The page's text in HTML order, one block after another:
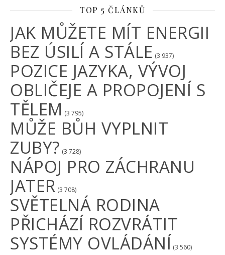
TOP 5 ČLÁNKŮ
JAK MŮŽETE MÍT ENERGII
BEZ ÚSILÍ A STÁLE (3 937)
POZICE JAZYKA, VÝVOJ
OBLIČEJE A PROPOJENÍ S
TĚLEM (3 795)
MŮŽE BŮH VYPLNIT
ZUBY? (3 728)
NÁPOJ PRO ZÁCHRANU
JATER (3 708)
SVĚTELNÁ RODINA
PŘICHÁZÍ ROZVRÁTIT
SYSTÉMY OVLÁDÁNÍ (3 560)